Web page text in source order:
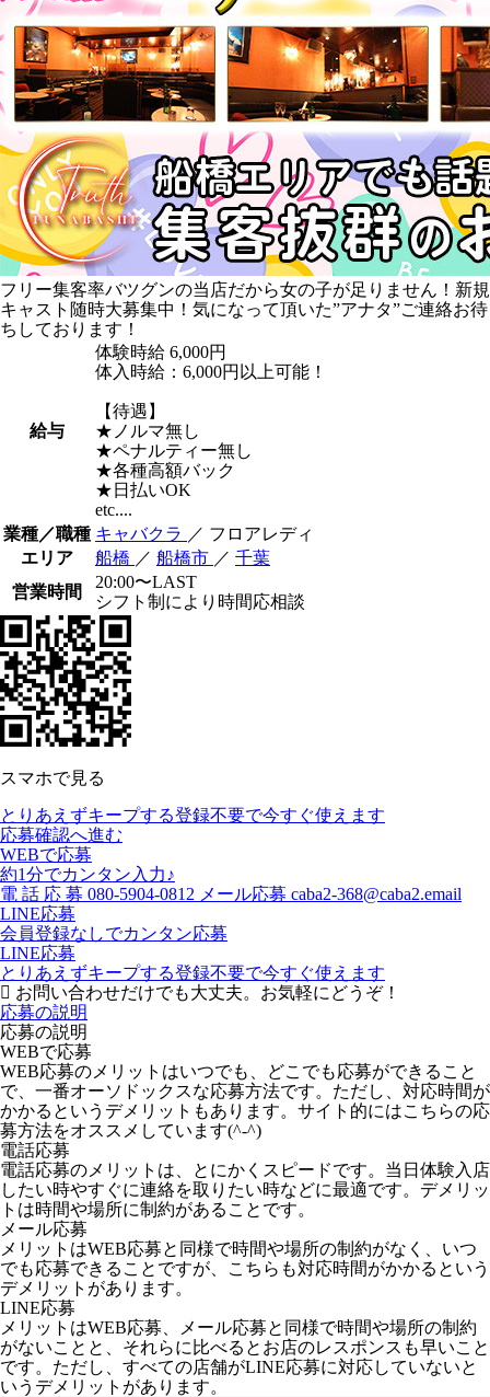
フリー集客率バツグンの当店だから女の子が足りません！新規
キャスト随時大募集中！気になって頂いた”アナタ”ご連絡お待
ちしております！
給与
体験時給 6,000円
体入時給：6,000円以上可能！
【待遇】
★ノルマ無し
★ペナルティー無し
★各種高額バック
★日払いOK
etc....
業種／職種 キャバクラ ／ フロアレディ
エリア
船橋 ／ 船橋市 ／ 千葉
営業時間
20:00〜LAST
シフト制により時間応相談
スマホで見る
とりあえずキープする登録不要で今すぐ使えます
応募確認へ進む
WEBで応募
約1分でカンタン入力♪
電 話 応 募 080-5904-0812 メール応募 caba2-368@caba2.email
LINE応募
会員登録なしでカンタン応募
LINE応募
とりあえずキープする登録不要で今すぐ使えます
お問い合わせだけでも大丈夫。お気軽にどうぞ！
応募の説明
応募の説明
WEBで応募
WEB応募のメリットはいつでも、どこでも応募ができること
で、一番オーソドックスな応募方法です。ただし、対応時間が
かかるというデメリットもあります。サイト的にはこちらの応
募方法をオススメしています(^-^)
電話応募
電話応募のメリットは、とにかくスピードです。当日体験入店
したい時やすぐに連絡を取りたい時などに最適です。デメリッ
トは時間や場所に制約があることです。
メール応募
メリットはWEB応募と同様で時間や場所の制約がなく、いつ
でも応募できることですが、こちらも対応時間がかかるという
デメリットがあります。
LINE応募
メリットはWEB応募、メール応募と同様で時間や場所の制約
がないことと、それらに比べるとお店のレスポンスも早いこと
です。ただし、すべての店舗がLINE応募に対応していないと
いうデメリットがあります。